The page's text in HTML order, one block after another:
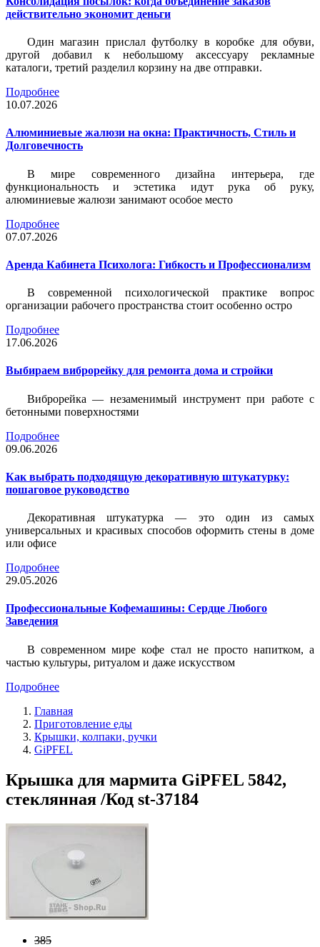
действительно экономит деньги
Один магазин прислал футболку в коробке для обуви,
другой добавил к небольшому аксессуару рекламные
каталоги, третий разделил корзину на две отправки.
Подробнее
10.07.2026
Алюминиевые жалюзи на окна: Практичность, Стиль и
Долговечность
В мире современного дизайна интерьера, где
функциональность и эстетика идут рука об руку,
алюминиевые жалюзи занимают особое место
Подробнее
07.07.2026
Аренда Кабинета Психолога: Гибкость и Профессионализм
В современной психологической практике вопрос
организации рабочего пространства стоит особенно остро
Подробнее
17.06.2026
Выбираем виброрейку для ремонта дома и стройки
Виброрейка — незаменимый инструмент при работе с
бетонными поверхностями
Подробнее
09.06.2026
Как выбрать подходящую декоративную штукатурку:
пошаговое руководство
Декоративная штукатурка — это один из самых
универсальных и красивых способов оформить стены в доме
или офисе
Подробнее
29.05.2026
Профессиональные Кофемашины: Сердце Любого
Заведения
В современном мире кофе стал не просто напитком, а
частью культуры, ритуалом и даже искусством
Подробнее
Главная
Приготовление еды
Крышки, колпаки, ручки
GiPFEL
Крышка для мармита GiPFEL 5842,
стеклянная /Код st-37184
385